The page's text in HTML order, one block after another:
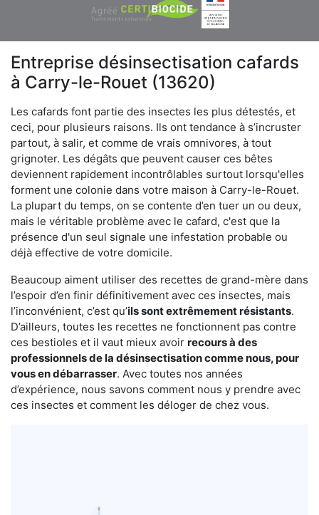
Entreprise désinsectisation cafards
à Carry-le-Rouet (13620)
Les cafards font partie des insectes les plus détestés, et
ceci, pour plusieurs raisons. Ils ont tendance à s’incruster
partout, à salir, et comme de vrais omnivores, à tout
grignoter. Les dégâts que peuvent causer ces bêtes
deviennent rapidement incontrôlables surtout lorsqu'elles
forment une colonie dans votre maison à Carry-le-Rouet.
La plupart du temps, on se contente d’en tuer un ou deux,
mais le véritable problème avec le cafard, c'est que la
présence d'un seul signale une infestation probable ou
déjà effective de votre domicile.
Beaucoup aiment utiliser des recettes de grand-mère dans
l’espoir d’en finir définitivement avec ces insectes, mais
l’inconvénient, c’est qu’ils sont extrêmement résistants.
D’ailleurs, toutes les recettes ne fonctionnent pas contre
ces bestioles et il vaut mieux avoir recours à des
professionnels de la désinsectisation comme nous, pour
vous en débarrasser. Avec toutes nos années
d’expérience, nous savons comment nous y prendre avec
ces insectes et comment les déloger de chez vous.